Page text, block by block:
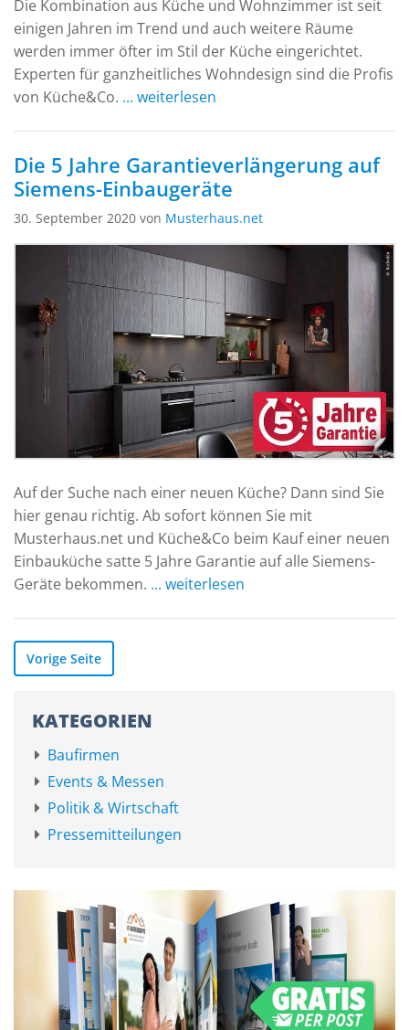
Die Kombination aus Küche und Wohnzimmer ist seit
einigen Jahren im Trend und auch weitere Räume
werden immer öfter im Stil der Küche eingerichtet.
Experten für ganzheitliches Wohndesign sind die Profis
von Küche&Co. ... weiterlesen
Die 5 Jahre Garantieverlängerung auf
Siemens-Einbaugeräte
30. September 2020 von Musterhaus.net
Auf der Suche nach einer neuen Küche? Dann sind Sie
hier genau richtig. Ab sofort können Sie mit
Musterhaus.net und Küche&Co beim Kauf einer neuen
Einbauküche satte 5 Jahre Garantie auf alle Siemens-
Geräte bekommen. ... weiterlesen
Vorige Seite
KATEGORIEN
Baufirmen
Events & Messen
Politik & Wirtschaft
Pressemitteilungen